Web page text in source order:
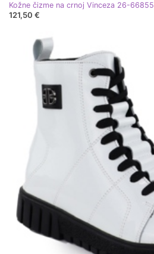
Kožne čizme na crnoj Vinceza 26-66855
121,50 €